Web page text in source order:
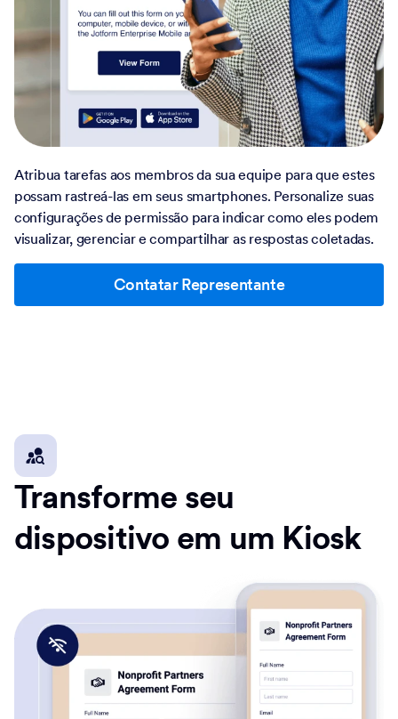
Atribua tarefas aos membros da sua equipe para que estes
possam rastreá-las em seus smartphones. Personalize suas
configurações de permissão para indicar como eles podem
visualizar, gerenciar e compartilhar as respostas coletadas.
Contatar Representante
Transforme seu
dispositivo em um Kiosk